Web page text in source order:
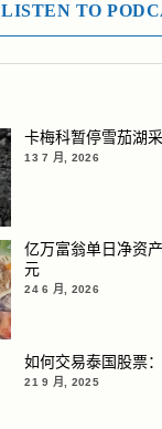
LISTEN TO
卡梅科暂停雪茄湖
13 7 月, 2026
亿万富翁单日净资
元
24 6 月, 2026
如何交易泰国股票
21 9 月, 2025